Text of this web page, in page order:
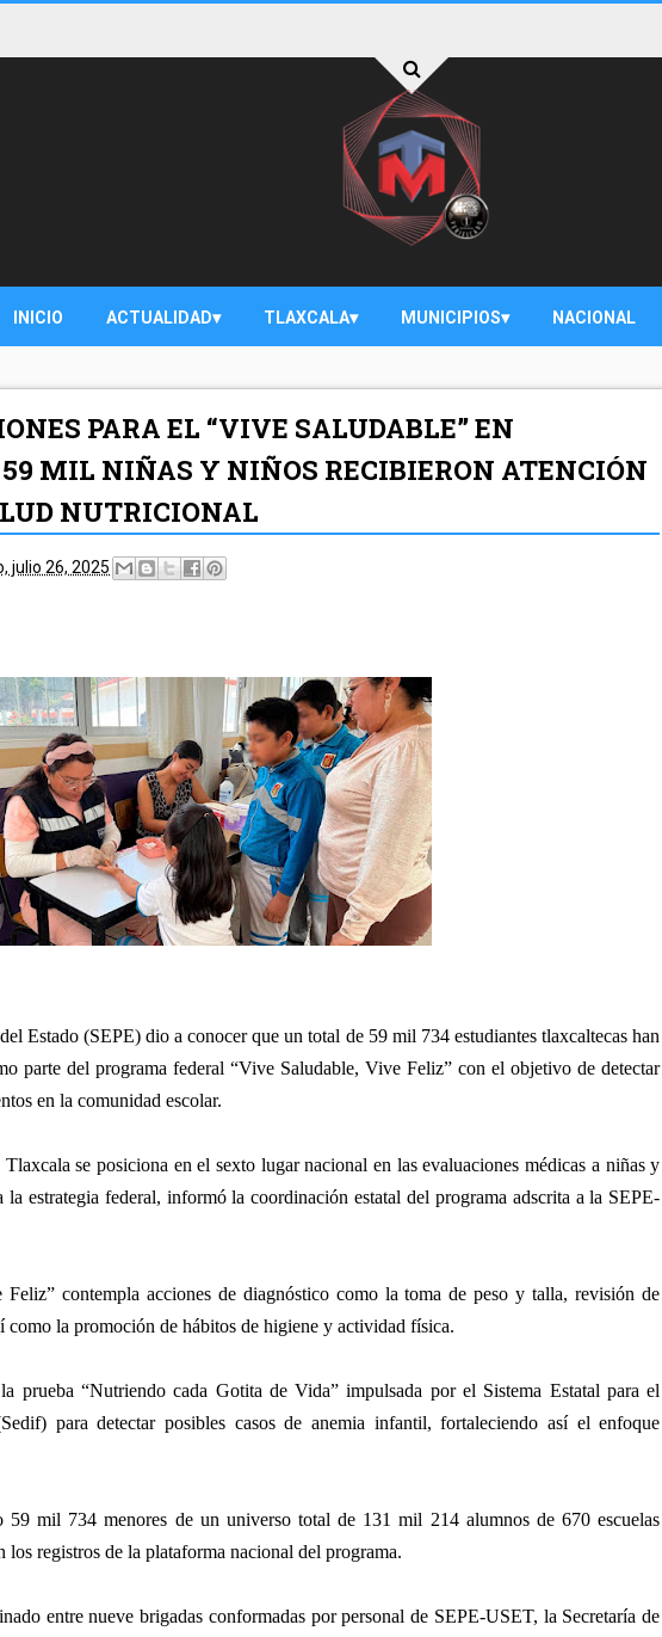
INICIO ACTUALIDAD TLAXCALA MUNICIPIOS NACIONAL
PARA EL “VIVE SALUDABLE” EN
MIL NIÑAS Y NIÑOS RECIBIERON ATENCIÓN
NUTRICIONAL
julio 26, 2025
Estado (SEPE) dio a conocer que un total de 59 mil 734 estudiantes tlaxcaltecas han
parte del programa federal “Vive Saludable, Vive Feliz” con el objetivo de detectar
en la comunidad escolar.
se posiciona en el sexto lugar nacional en las evaluaciones médicas a niñas y
estrategia federal, informó la coordinación estatal del programa adscrita a la SEPE-
contempla acciones de diagnóstico como la toma de peso y talla, revisión de
como la promoción de hábitos de higiene y actividad física.
prueba “Nutriendo cada Gotita de Vida” impulsada por el Sistema Estatal para el
para detectar posibles casos de anemia infantil, fortaleciendo así el enfoque
59 mil 734 menores de un universo total de 131 mil 214 alumnos de 670 escuelas
los registros de la plataforma nacional del programa.
entre nueve brigadas conformadas por personal de SEPE-USET, la Secretaría de